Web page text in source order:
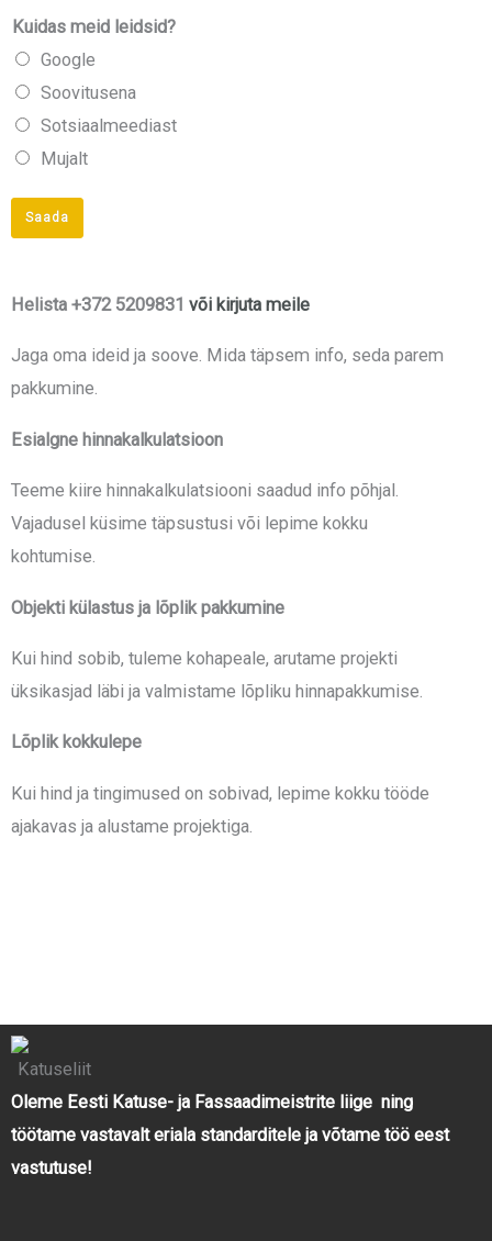
Kuidas meid leidsid?
Google
Soovitusena
Sotsiaalmeediast
Mujalt
Saada
Helista +372 5209831 või kirjuta meile
Jaga oma ideid ja soove. Mida täpsem info, seda parem
pakkumine.
Esialgne hinnakalkulatsioon
Teeme kiire hinnakalkulatsiooni saadud info põhjal.
Vajadusel küsime täpsustusi või lepime kokku
kohtumise.
Objekti külastus ja lõplik pakkumine
Kui hind sobib, tuleme kohapeale, arutame projekti
üksikasjad läbi ja valmistame lõpliku hinnapakkumise.
Lõplik kokkulepe
Kui hind ja tingimused on sobivad, lepime kokku tööde
ajakavas ja alustame projektiga.
Oleme Eesti Katuse- ja Fassaadimeistrite liige ning
töötame vastavalt eriala standarditele ja võtame töö eest
vastutuse!